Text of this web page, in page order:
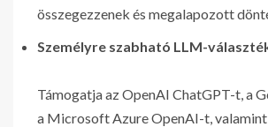
összegezzenek és megalapozott
Személyre szabható LLM-
Támogatja az OpenAI ChatGPT-t, a
a Microsoft Azure OpenAI-t, valamint